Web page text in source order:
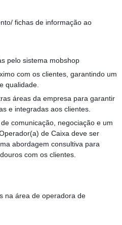
fichas de informação ao
pelo sistema mobshop
com os clientes, garantindo um
qualidade.
áreas da empresa para garantir
e integradas aos clientes.
comunicação, negociação e um
de Caixa deve ser
abordagem consultiva para
com os clientes.
na área de operadora de